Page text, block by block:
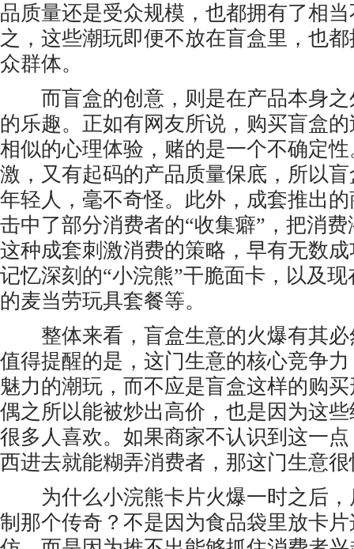
品质量还是受众规模，也都拥有了相
之，这些潮玩即便不放在盲盒里，也
众群体。
而盲盒的创意，则是在产品本身之
的乐趣。正如有网友所说，购买盲盒
相似的心理体验，赌的是一个不确定
激，又有起码的产品质量保底，所以
年轻人，毫不奇怪。此外，成套推出
击中了部分消费者的“收集癖”，把消
这种成套刺激消费的策略，早有无数
记忆深刻的“小浣熊”干脆面卡，以及
的麦当劳玩具套餐等。
整体来看，盲盒生意的火爆有其必
值得提醒的是，这门生意的核心竞争
魅力的潮玩，而不应是盲盒这样的购
偶之所以能被炒出高价，也是因为这
很多人喜欢。如果商家不认识到这一
西进去就能糊弄消费者，那这门生意
为什么小浣熊卡片火爆一时之后，
制那个传奇？不是因为食品袋里放卡